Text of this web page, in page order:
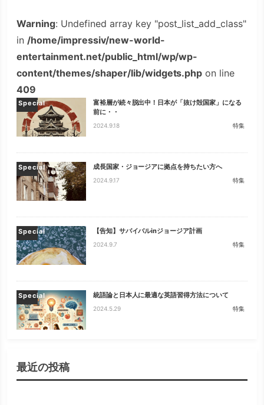
Warning: Undefined array key "post_list_add_class"
in /home/impressiv/new-world-
entertainment.net/public_html/wp/wp-
content/themes/shaper/lib/widgets.php on line
409
Special
富裕層が続々脱出中！日本が「抜け殻国家」になる
前に・・
2024.9.18 特集
Special 成長国家・ジョージアに拠点を持ちたい方へ
2024.9.17 特集
Special 【告知】サバイバルinジョージア計画
2024.9.7 特集
Special 統語論と日本人に最適な英語習得方法について
2024.5.29 特集
最近の投稿